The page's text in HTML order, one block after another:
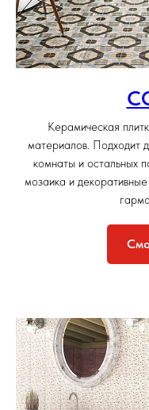
Керамическая
материалов. Подходит
комнаты и остальных
мозаика и